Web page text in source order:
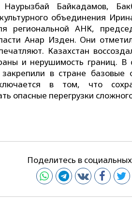
Байкадамов,
объединения
региональной АНК,
Анар Изден. Они
Казахстан
и нерушимость границ. В
в стране базовые
в том, что
опасные перегрузки
Поделитесь в